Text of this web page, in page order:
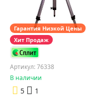
Гарантия Низкой Цены
Хит Продаж
Артикул: 76338
В наличии
5
1